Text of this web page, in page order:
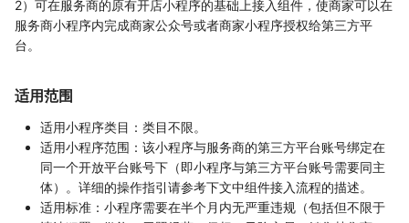
2）可在服务商的原有开店小程序的基础上接入组件，使商家可以在
服务商小程序内完成商家公众号或者商家小程序授权给第三方平
台。
适用范围
适用小程序类目：类目不限。
适用小程序范围：该小程序与服务商的第三方平台账号绑定在
同一个开放平台账号下（即小程序与第三方平台账号需要同主
体）。详细的操作指引请参考下文中组件接入流程的描述。
适用标准：小程序需要在半个月内无严重违规（包括但不限于